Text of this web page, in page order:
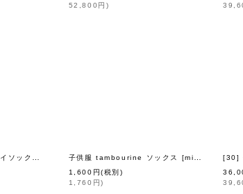
52,800 円 )
[eb.a.gosmina perhonen petit]
子供服 tambourine ソックス [mina perhonen petit
1,600 円(税別)
1,760 円)